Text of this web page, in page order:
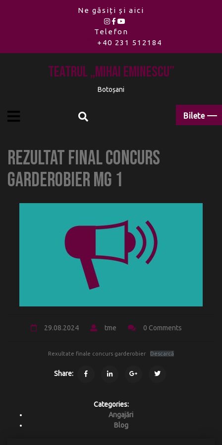
Ne găsiți și aici
Telefon
+40 231 512184
Teatrul „Mihai Eminescu”
Botoșani
Bilete
Rezultat final concurs
GARDEROBIER MG 1
29.08.2024 tme 0 Comments
Rexultate finale concurs garderobier Descarcă
Share:
Categories:
Angajări
Blog